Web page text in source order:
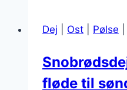
den
smag
Dej Ost Pølse
fløde til